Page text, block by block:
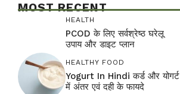
MOST RECENT
HEALTH
PCOD के लिए सर्वश्रेष्ठ घरेलू
उपाय और डाइट प्लान
HEALTHY FOOD
Yogurt In Hindi कर्ड और योगर्ट
में अंतर एवं दही के फायदे